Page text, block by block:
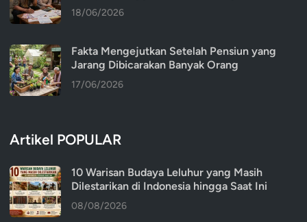
18/06/2026
Fakta Mengejutkan Setelah Pensiun yang
Jarang Dibicarakan Banyak Orang
17/06/2026
Artikel POPULAR
10 Warisan Budaya Leluhur yang Masih
Dilestarikan di Indonesia hingga Saat Ini
08/08/2026